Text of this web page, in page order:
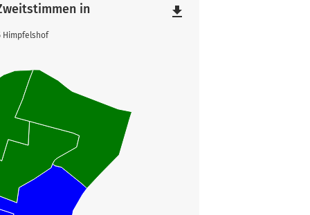
in
Himpfelshof
file_download